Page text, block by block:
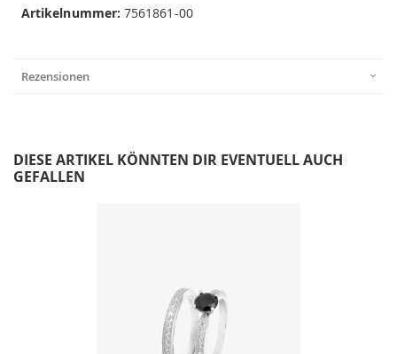
Artikelnummer:7561861-00
Rezensionen
DIESE ARTIKEL KÖNNTEN DIR EVENTUELL AUCH
GEFALLEN